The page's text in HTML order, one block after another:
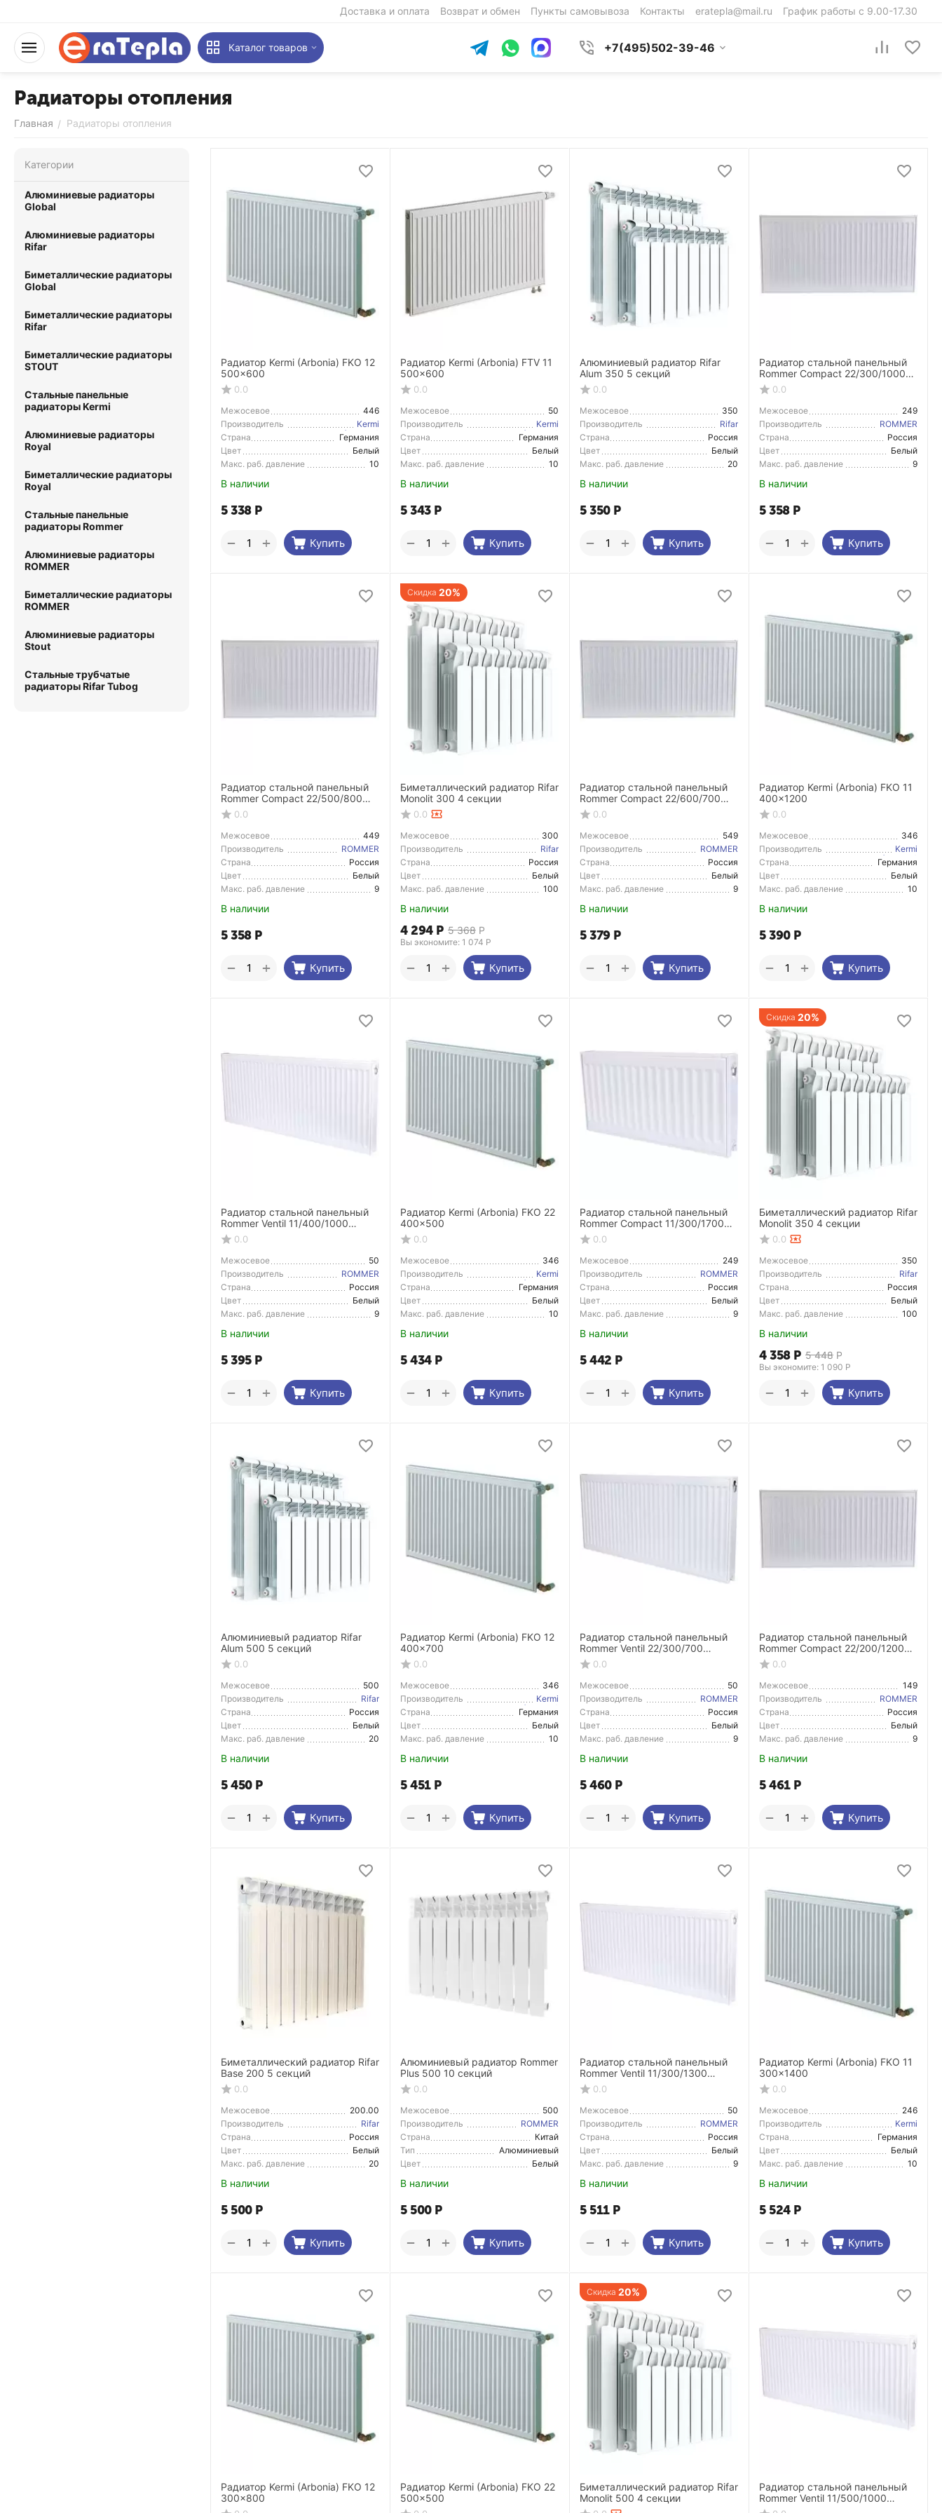
Доставка и оплата Возврат и обмен Пункты самовывоза Контакты eratepla@mail.ru График работы с 9.00-17.30
Каталог товаров +7(495)502-39-46
Радиаторы отопления
Главная / Радиаторы отопления
Радиатор Kermi (Arbonia) FKO 12
500x600
0.0
Межосевое
расстояние
446
Производитель
Kermi
(Arbonia)
Страна
Производитель
Германия
Цвет
Белый
Макс. раб. давление
10
В наличии
5 338 Р
Купить
+
−
Радиатор Kermi (Arbonia) FTV 11
500x600
0.0
Межосевое
расстояние
50
Производитель
Kermi
(Arbonia)
Страна
Производитель
Германия
Цвет
Белый
Макс. раб. давление
10
В наличии
5 343 Р
Купить
+
−
Алюминиевый радиатор Rifar
Alum 350 5 секций
0.0
Межосевое
расстояние
350
Производитель
Rifar
Страна
Производитель
Россия
Цвет
Белый
Макс. раб. давление
20
В наличии
5 350 Р
Купить
+
−
Радиатор стальной панельный
Rommer Compact 22/300/1000
боковое подключение
0.0
Межосевое
расстояние
249
Производитель
ROMMER
Страна
Производитель
Россия
Цвет
Белый
Макс. раб. давление
9
В наличии
5 358 Р
Купить
+
−
Радиатор стальной панельный
Rommer Compact 22/500/800
боковое подключение
0.0
Межосевое
расстояние
449
Производитель
ROMMER
Страна
Производитель
Россия
Цвет
Белый
Макс. раб. давление
9
В наличии
5 358 Р
Купить
+
−
Скидка 20%
Биметаллический радиатор Rifar
Monolit 300 4 секции
0.0
Межосевое
расстояние
300
Производитель
Rifar
Страна
Производитель
Россия
Цвет
Белый
Макс. раб. давление
100
В наличии
5 368 Р
4 294 Р
Вы экономите: 1 074 Р
Купить
+
−
Радиатор стальной панельный
Rommer Compact 22/600/700
боковое подключение
0.0
Межосевое
расстояние
549
Производитель
ROMMER
Страна
Производитель
Россия
Цвет
Белый
Макс. раб. давление
9
В наличии
5 379 Р
Купить
+
−
Радиатор Kermi (Arbonia) FKO 11
400x1200
0.0
Межосевое
расстояние
346
Производитель
Kermi
(Arbonia)
Страна
Производитель
Германия
Цвет
Белый
Макс. раб. давление
10
В наличии
5 390 Р
Купить
+
−
Радиатор стальной панельный
Rommer Ventil 11/400/1000
нижнее правое подключение
0.0
Межосевое
расстояние
50
Производитель
ROMMER
Страна
Производитель
Россия
Цвет
Белый
Макс. раб. давление
9
В наличии
5 395 Р
Купить
+
−
Радиатор Kermi (Arbonia) FKO 22
400x500
0.0
Межосевое
расстояние
346
Производитель
Kermi
(Arbonia)
Страна
Производитель
Германия
Цвет
Белый
Макс. раб. давление
10
В наличии
5 434 Р
Купить
+
−
Радиатор стальной панельный
Rommer Compact 11/300/1700
боковое подключение
0.0
Межосевое
расстояние
249
Производитель
ROMMER
Страна
Производитель
Россия
Цвет
Белый
Макс. раб. давление
9
В наличии
5 442 Р
Купить
+
−
Скидка 20%
Биметаллический радиатор Rifar
Monolit 350 4 секции
0.0
Межосевое
расстояние
350
Производитель
Rifar
Страна
Производитель
Россия
Цвет
Белый
Макс. раб. давление
100
В наличии
5 448 Р
4 358 Р
Вы экономите: 1 090 Р
Купить
+
−
Алюминиевый радиатор Rifar
Alum 500 5 секций
0.0
Межосевое
расстояние
500
Производитель
Rifar
Страна
Производитель
Россия
Цвет
Белый
Макс. раб. давление
20
В наличии
5 450 Р
Купить
+
−
Радиатор Kermi (Arbonia) FKO 12
400x700
0.0
Межосевое
расстояние
346
Производитель
Kermi
(Arbonia)
Страна
Производитель
Германия
Цвет
Белый
Макс. раб. давление
10
В наличии
5 451 Р
Купить
+
−
Радиатор стальной панельный
Rommer Ventil 22/300/700
нижнее правое подключение
0.0
Межосевое
расстояние
50
Производитель
ROMMER
Страна
Производитель
Россия
Цвет
Белый
Макс. раб. давление
9
В наличии
5 460 Р
Купить
+
−
Радиатор стальной панельный
Rommer Compact 22/200/1200
боковое подключение
0.0
Межосевое
расстояние
149
Производитель
ROMMER
Страна
Производитель
Россия
Цвет
Белый
Макс. раб. давление
9
В наличии
5 461 Р
Купить
+
−
Биметаллический радиатор Rifar
Base 200 5 секций
0.0
Межосевое
расстояние
200.00
Производитель
Rifar
Страна
Производитель
Россия
Цвет
Белый
Макс. раб. давление
20
В наличии
5 500 Р
Купить
+
−
Алюминиевый радиатор Rommer
Plus 500 10 секций
0.0
Межосевое
расстояние
500
Производитель
ROMMER
Страна
Производитель
Китай
Тип
Алюминиевый
радиатор
Цвет Белый
В наличии
5 500 Р
Купить
+
−
Радиатор стальной панельный
Rommer Ventil 11/300/1300
нижнее правое подключение
0.0
Межосевое
расстояние
50
Производитель
ROMMER
Страна
Производитель
Россия
Цвет
Белый
Макс. раб. давление
9
В наличии
5 511 Р
Купить
+
−
Радиатор Kermi (Arbonia) FKO 11
300x1400
0.0
Межосевое
расстояние
246
Производитель
Kermi
(Arbonia)
Страна
Производитель
Германия
Цвет
Белый
Макс. раб. давление
10
В наличии
5 524 Р
Купить
+
−
Радиатор Kermi (Arbonia) FKO 12
300x800
Радиатор Kermi (Arbonia) FKO 22
500x500
Скидка 20%
Биметаллический радиатор Rifar
Monolit 500 4 секции
Радиатор стальной панельный
Rommer Ventil 11/500/1000
нижнее правое подключение
Категории
Алюминиевые радиаторы
Global
Алюминиевые радиаторы
Rifar
Биметаллические радиаторы
Global
Биметаллические радиаторы
Rifar
Биметаллические радиаторы
STOUT
Стальные панельные
радиаторы Kermi
Алюминиевые радиаторы
Royal
Биметаллические радиаторы
Royal
Стальные панельные
радиаторы Rommer
Алюминиевые радиаторы
ROMMER
Биметаллические радиаторы
ROMMER
Алюминиевые радиаторы
Stout
Стальные трубчатые
радиаторы Rifar Tubog